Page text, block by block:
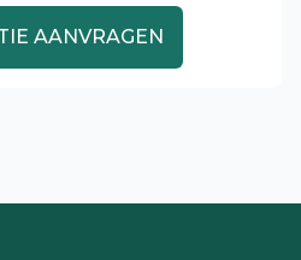
AANVRAGEN